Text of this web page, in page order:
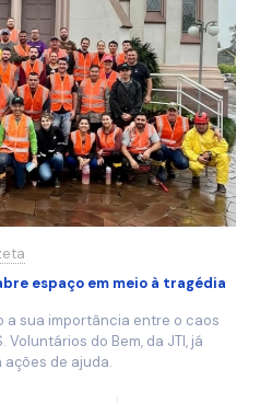
espaço em meio à tragédia
a sua importância entre o caos
do Bem, da JTI, já
de ajuda.